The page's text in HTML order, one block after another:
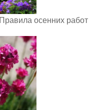
осенних работ